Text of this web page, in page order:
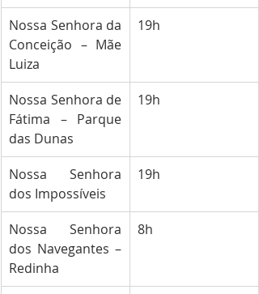
Nossa Senhora da
Conceição – Mãe
Luiza
19h
Nossa Senhora de
Fátima – Parque
das Dunas
19h
Nossa Senhora
dos Impossíveis
19h
Nossa Senhora
dos Navegantes –
Redinha
8h